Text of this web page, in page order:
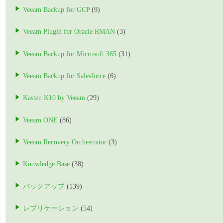
Veeam Backup for GCP(9)
Veeam Plugin for Oracle RMAN (3)
Veeam Backup for Microsoft 365 (31)
Veeam Backup for Salesforce (6)
Kasten K10 by Veeam (29)
Veeam ONE (86)
Veeam Recovery Orchestrator (3)
Knowledge Base (38)
バックアップ (139)
レプリケーション (54)